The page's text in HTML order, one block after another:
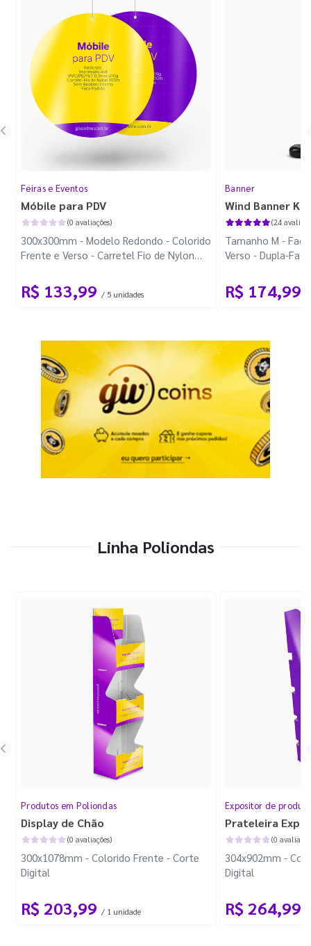
Feiras e Eventos
Móbile para PDV
(0 avaliações)
300x300mm - Modelo Redondo - Colorido
Frente e Verso - Carretel Fio de Nylon
R$ 133,99 / 5 unidades
Banner
Wind Banner
(24
Tamanho M -
Verso - Dupla-
R$ 174,99
Linha Poliondas
Produtos em Poliondas
Display de Chão
(0 avaliações)
300x1078mm - Colorido Frente - Corte
Digital
R$ 203,99 / 1 unidade
Expositor de
Prateleira
(0
304x902mm -
Digital
R$ 264,99